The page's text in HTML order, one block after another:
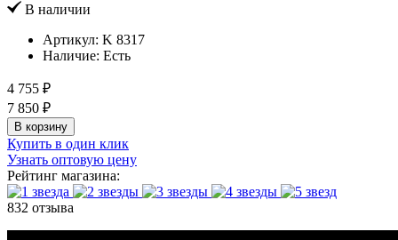
В наличии
Артикул: K 8317
Наличие: Есть
4 755 ₽
7 850 ₽
В корзину
Купить в один клик
Узнать оптовую цену
Рейтинг магазина:
832 отзыва